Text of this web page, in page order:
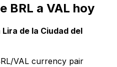
BRL a VAL hoy
de la Ciudad del
VAL currency pair